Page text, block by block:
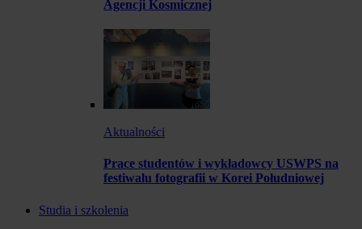
Agencji Kosmicznej
Aktualności
Prace studentów i wykładowcy USWPS na
festiwalu fotografii w Korei Południowej
Studia i szkolenia